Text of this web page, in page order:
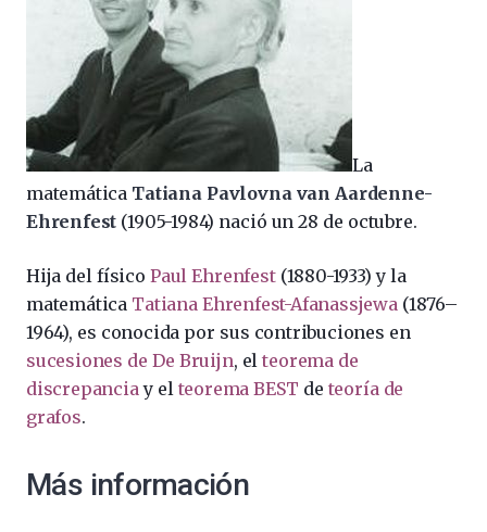
La
matemática Tatiana Pavlovna van Aardenne-
Ehrenfest (1905-1984) nació un 28 de octubre.
Hija del físicoPaul Ehrenfest(1880-1933) y la
matemática Tatiana Ehrenfest-Afanassjewa(1876–
1964), es conocida por sus contribuciones en
sucesiones de De Bruijn, elteorema de
discrepanciay el teorema BEST de teoría de
grafos.
Más información